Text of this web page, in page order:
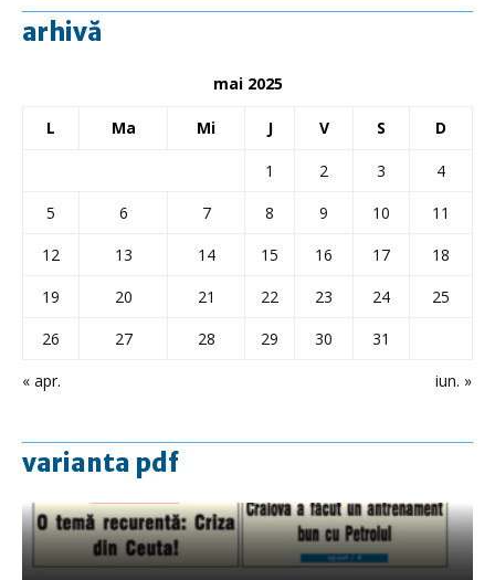
arhivă
mai 2025
L Ma Mi J V S D
« apr. iun. »
1 2 3
4
5
6 7 8 9 10
11
12
13 14 15 16 17
18
19
20 21 22 23 24
25
26
27 28 29 30 31
varianta pdf